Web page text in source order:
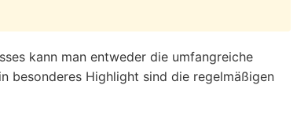
kann man entweder die umfangreiche
besonderes Highlight sind die regelmäßigen